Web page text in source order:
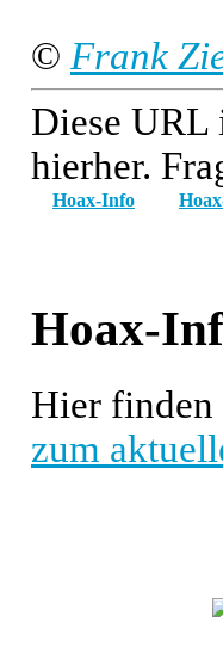
© Frank
Diese URL
hierher.
Hoax-Info
Hoax-
Hier finden
zum